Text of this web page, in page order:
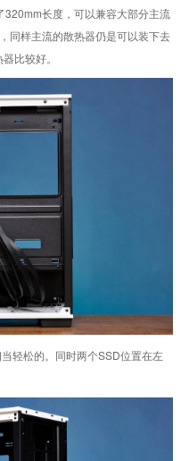
320mm长度，可以兼容大部分主流
同样主流的散热器仍是可以装下去
比较好。
轻松的。同时两个SSD位置在左